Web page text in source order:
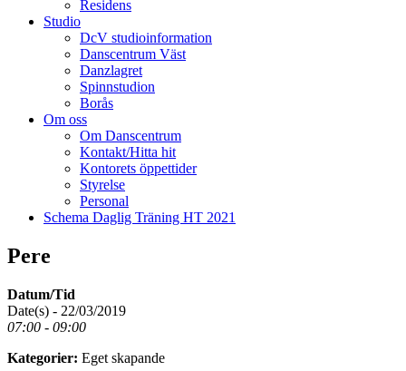
Residens
Studio
DcV studioinformation
Danscentrum Väst
Danzlagret
Spinnstudion
Borås
Om oss
Om Danscentrum
Kontakt/Hitta hit
Kontorets öppettider
Styrelse
Personal
Schema Daglig Träning HT 2021
Pere
Datum/Tid
Date(s) - 22/03/2019
07:00 - 09:00
Kategorier: Eget skapande